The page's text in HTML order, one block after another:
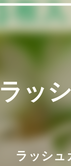
ラッ
ラッシュ